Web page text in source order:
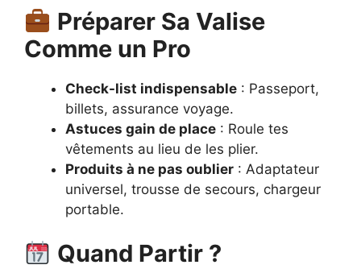
Préparer Sa Valise
Comme un Pro
Check-list indispensable : Passeport,
billets, assurance voyage.
Astuces gain de place : Roule tes
vêtements au lieu de les plier.
Produits à ne pas oublier : Adaptateur
universel, trousse de secours, chargeur
portable.
Quand Partir ?